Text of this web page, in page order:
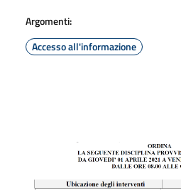
Argomenti:
Accesso all'informazione